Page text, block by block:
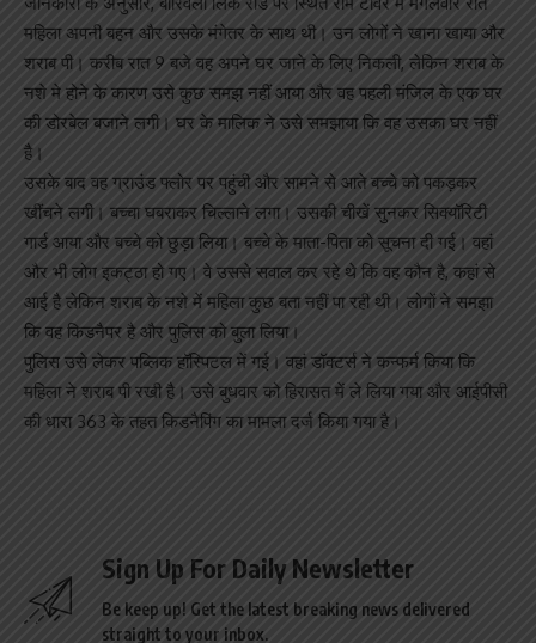
महिला अपनी बहन और उसके मंगेतर के साथ थी। उन लोगों ने खाना खाया और
शराब पी। करीब रात 9 बजे वह अपने घर जाने के लिए निकली, लेकिन शराब के
नशे मे होने के कारण उसे कुछ समझ नहीं आया और वह पहली मंजिल के एक घर
की डोरबेल बजाने लगी। घर के मालिक ने उसे समझाया कि वह उसका घर नहीं
है।
उसके बाद वह ग्राउंड फ्लोर पर पहुंची और सामने से आते बच्चे को पकड़कर
खींचने लगी। बच्चा घबराकर चिल्लाने लगा। उसकी चीखें सुनकर सिक्यॉरिटी
गार्ड आया और बच्चे को छुड़ा लिया। बच्चे के माता-पिता को सूचना दी गई। वहां
और भी लोग इकट्ठा हो गए। वे उससे सवाल कर रहे थे कि वह कौन है, कहां से
आई है लेकिन शराब के नशे में महिला कुछ बता नहीं पा रही थी। लोगों ने समझा
कि वह किडनैपर है और पुलिस को बुला लिया।
पुलिस उसे लेकर पब्लिक हॉस्पिटल में गई। वहां डॉक्टर्स ने कन्फर्म किया कि
महिला ने शराब पी रखी है। उसे बुधवार को हिरासत में ले लिया गया और आईपीसी
की धारा 363 के तहत किडनैपिंग का मामला दर्ज किया गया है।
Sign Up For Daily Newsletter
Be keep up! Get the latest breaking news delivered
straight to your inbox.